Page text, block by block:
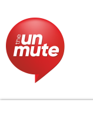
content